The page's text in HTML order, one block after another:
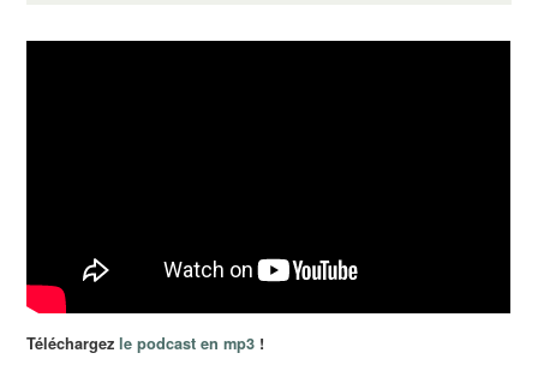
Téléchargezle podcast en mp3 !